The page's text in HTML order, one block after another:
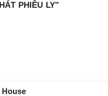
PHIÊU LY"
House